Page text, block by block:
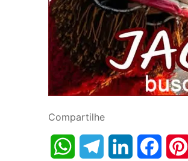
Compartilhe
WhatsAppTelegramLinkedIn